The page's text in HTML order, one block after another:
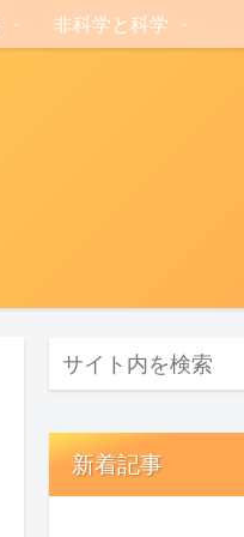
非科学と科学
新着記事